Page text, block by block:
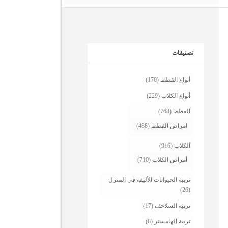
تصنيفات
أنواع القطط (170)
أنواع الكلاب (229)
القطط (768)
امراض القطط (488)
الكلاب (916)
أمراض الكلاب (710)
تربية الحيوانات الأليفة في المنزل
(26)
تربية السلاحف (17)
تربية الهامستر (8)